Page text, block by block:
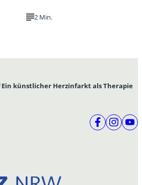
2 Min.
Ein künstlicher Herzinfarkt als Therapie